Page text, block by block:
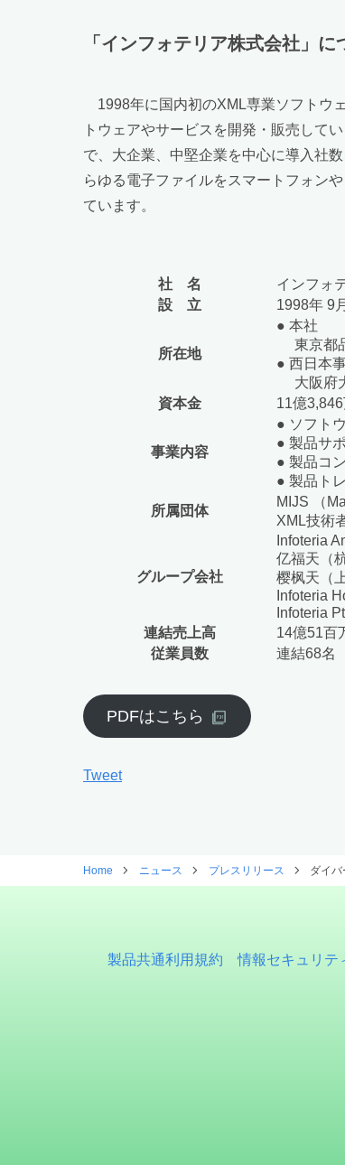
「インフォテリア株式会社」
1998年に国内初のXML専業ソフトウ
トウェアやサービスを開発・販売して
で、大企業、中堅企業を中心に導入社
らゆる電子ファイルをスマートフォン
ています。
社 名
インフォ
設 立
1998年 9月
所在地
● 本社
東京都
● 西日本
大阪府
資本金
11億
事業内容
● ソフト
● 製品サ
● 製品コ
● 製品ト
所属団体
MIJS （
XML技術
グループ会社
Infoteria
亿福天（
樱枫天（
Infoteria
Infoteria
連結売上高 14億51
従業員数 連結68名
PDFはこちら
Tweet
Home ニュース プレスリリース ダイ
製品共通利用規約 情報セキュリテ